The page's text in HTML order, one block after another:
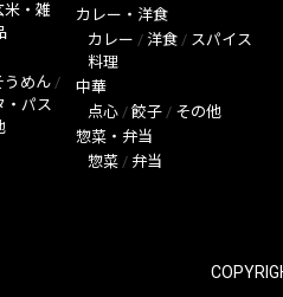
米・雑
うめん /
・パス
カレー・洋食
カレー / 洋食 / スパイス
料理
中華
点心 / 餃子 / その他
惣菜・弁当
惣菜 / 弁当